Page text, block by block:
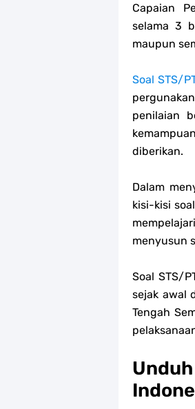
Capaian
selama 3
maupun
Soal STS/
penilaian
diberikan.
Dalam
kisi-kisi
menyusun
Soal STS/
sejak awal
Tengah